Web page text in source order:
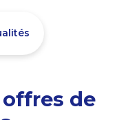
de